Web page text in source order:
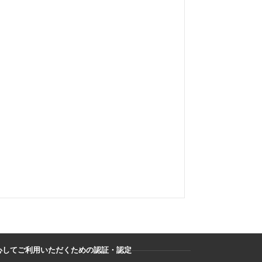
してご利用いただくための認証・認定